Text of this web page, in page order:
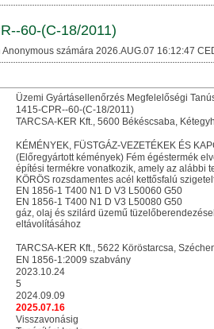
60-(C-18/2011)
számára 2026.AUG.07 16:12:47
Üzemi Gyártásellenőrzés Megfelelőségi
1415-CPR--60-(C-18/2011)
TARCSA-KER Kft., 5600 Békéscsaba,
KÉMÉNYEK, FÜSTGÁZ-VEZETÉKEK ÉS
(Előregyártott kémények) Fém égéstermék
építési termékre vonatkozik, amely az alábbi
KÖRÖS rozsdamentes acél kettősfalú
EN 1856-1 T400 N1 D V3 L50060 G50
EN 1856-1 T400 N1 D V3 L50080 G50
gáz, olaj és szilárd üzemű
eltávolításához
TARCSA-KER Kft., 5622 Köröstarcsa,
EN 1856-1:2009 szabvány
2023.10.24
5
2024.09.09
2025.07.16
Visszavonásig